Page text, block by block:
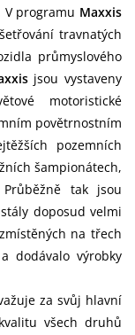
programu Maxxis
travnatých
průmyslového
jsou vystaveny
motoristické
povětrnostním
pozemních
šampionátech,
tak jsou
doposud velmi
na třech
dodávalo výrobky
za svůj hlavní
všech druhů